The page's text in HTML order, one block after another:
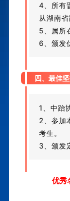
4、所有
从湖南省
5、属所
6、颁发
四、最佳
1、中跆
2、参加
考生。
3、颁发
优秀